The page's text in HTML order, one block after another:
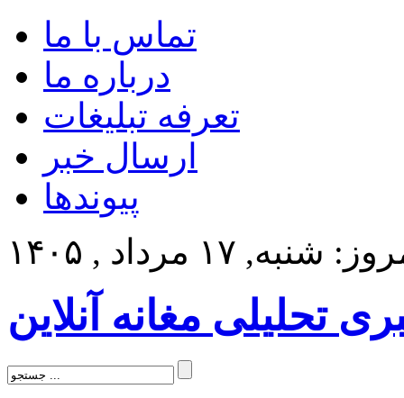
تماس با ما
درباره ما
تعرفه تبلیغات
ارسال خبر
پیوندها
شنبه, ۱۷ مرداد , ۱۴۰۵
تحلیلی مغانه آنلاین